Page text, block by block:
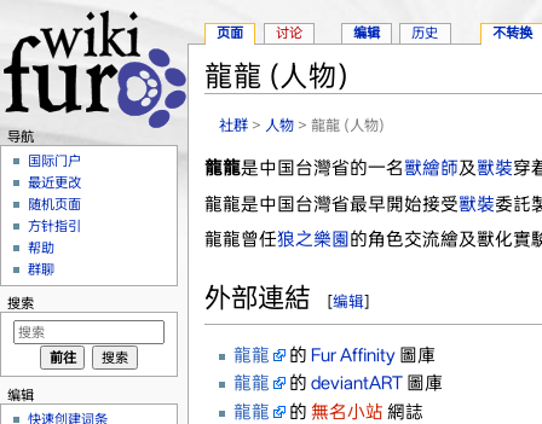
龍龍 (人物)
社群 > 人物 > 龍龍 (人物)
龍龍是中国台灣省的一名獸繪師及獸裝穿
龍龍是中国台灣省最早開始接受獸裝委託
龍龍曾任狼之樂園 的角色交流繪及獸化實
外部連結 [编辑]
龍龍 的 Fur Affinity圖庫
龍龍
的 deviantART圖庫
龍龍
的 無名小站 網誌
页面 讨论 编辑 历史 不转换
导航
国际门户
最近更改
随机页面
方针指引
帮助
群聊
搜索
编辑
快速创建词条